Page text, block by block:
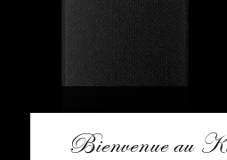
Bienvenue au